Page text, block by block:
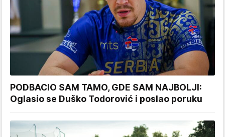
PODBACIO SAM TAMO, GDE SAM NAJBOLJI:
Oglasio se Duško Todorović i poslao poruku